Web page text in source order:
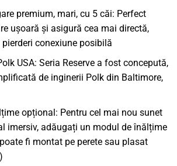
premium, mari, cu 5 căi: Perfect
ușoară și asigură cea mai directă,
conexiune posibilă
USA: Seria Reserve a fost concepută,
de inginerii Polk din Baltimore,
opțional: Pentru cel mai nou sunet
imersiv, adăugați un modul de înălțime
fi montat pe perete sau plasat